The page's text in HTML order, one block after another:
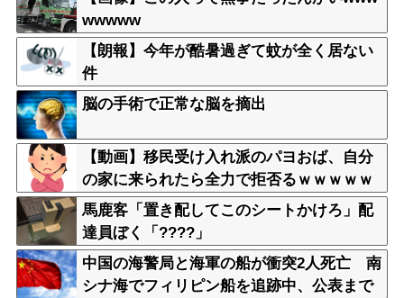
wwwww
【朗報】今年が酷暑過ぎて蚊が全く居ない
件
脳の手術で正常な脳を摘出
【動画】移民受け入れ派のパヨおば、自分
の家に来られたら全力で拒否るｗｗｗｗｗ
ｗｗｗｗｗｗｗ
馬鹿客「置き配してこのシートかけろ」配
達員ぼく「????」
中国の海警局と海軍の船が衝突2人死亡 南
シナ海でフィリピン船を追跡中、公表まで